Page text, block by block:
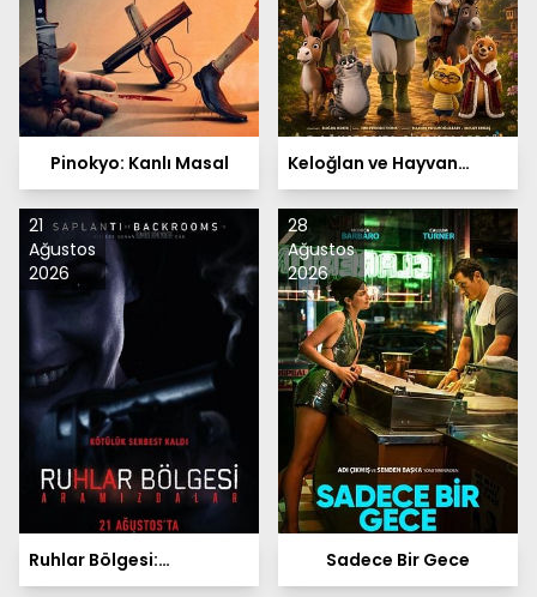
Pinokyo: Kanlı Masal
Keloğlan ve Hayvan
Dostları
21
Ağustos
2026
Ruhlar Bölgesi:
Aramızdalar
28
Ağustos
2026
Sadece Bir Gece